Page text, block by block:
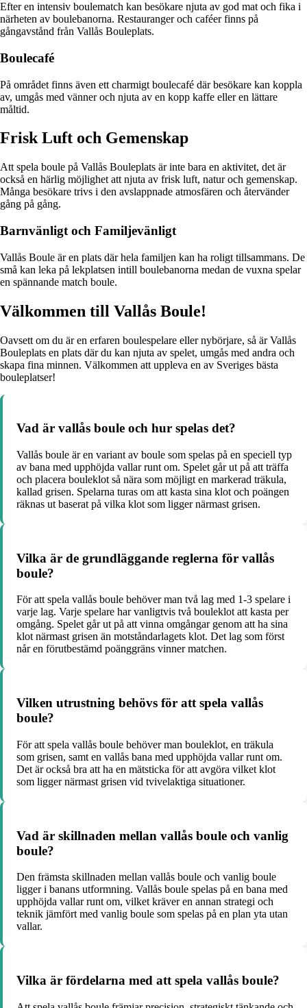
Efter en intensiv boulematch kan besökare njuta av god mat och fika i
närheten av boulebanorna. Restauranger och caféer finns på
gångavstånd från Vallås Bouleplats.
Boulecafé
På området finns även ett charmigt boulecafé där besökare kan koppla
av, umgås med vänner och njuta av en kopp kaffe eller en lättare
måltid.
Frisk Luft och Gemenskap
Att spela boule på Vallås Bouleplats är inte bara en aktivitet, det är
också en härlig möjlighet att njuta av frisk luft, natur och gemenskap.
Många besökare trivs i den avslappnade atmosfären och återvänder
gång på gång.
Barnvänligt och Familjevänligt
Vallås Boule är en plats där hela familjen kan ha roligt tillsammans. De
små kan leka på lekplatsen intill boulebanorna medan de vuxna spelar
en spännande match boule.
Välkommen till Vallås Boule!
Oavsett om du är en erfaren boulespelare eller nybörjare, så är Vallås
Bouleplats en plats där du kan njuta av spelet, umgås med andra och
skapa fina minnen. Välkommen att uppleva en av Sveriges bästa
bouleplatser!
Vad är vallås boule och hur spelas det?
Vallås boule är en variant av boule som spelas på en speciell typ
av bana med upphöjda vallar runt om. Spelet går ut på att träffa
och placera bouleklot så nära som möjligt en markerad träkula,
kallad grisen. Spelarna turas om att kasta sina klot och poängen
räknas ut baserat på vilka klot som ligger närmast grisen.
Vilka är de grundläggande reglerna för vallås
boule?
För att spela vallås boule behöver man två lag med 1-3 spelare i
varje lag. Varje spelare har vanligtvis två bouleklot att kasta per
omgång. Spelet går ut på att vinna omgångar genom att ha sina
klot närmast grisen än motståndarlagets klot. Det lag som först
når en förutbestämd poänggräns vinner matchen.
Vilken utrustning behövs för att spela vallås
boule?
För att spela vallås boule behöver man bouleklot, en träkula
som grisen, samt en vallås bana med upphöjda vallar runt om.
Det är också bra att ha en mätsticka för att avgöra vilket klot
som ligger närmast grisen vid tvivelaktiga situationer.
Vad är skillnaden mellan vallås boule och vanlig
boule?
Den främsta skillnaden mellan vallås boule och vanlig boule
ligger i banans utformning. Vallås boule spelas på en bana med
upphöjda vallar runt om, vilket kräver en annan strategi och
teknik jämfört med vanlig boule som spelas på en plan yta utan
vallar.
Vilka är fördelarna med att spela vallås boule?